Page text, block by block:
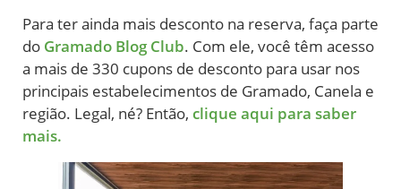
Para ter ainda mais desconto na reserva, faça parte
do Gramado Blog Club. Com ele, você têm acesso
a mais de 330 cupons de desconto para usar nos
principais estabelecimentos de Gramado, Canela e
região. Legal, né? Então, clique aqui para saber
mais.